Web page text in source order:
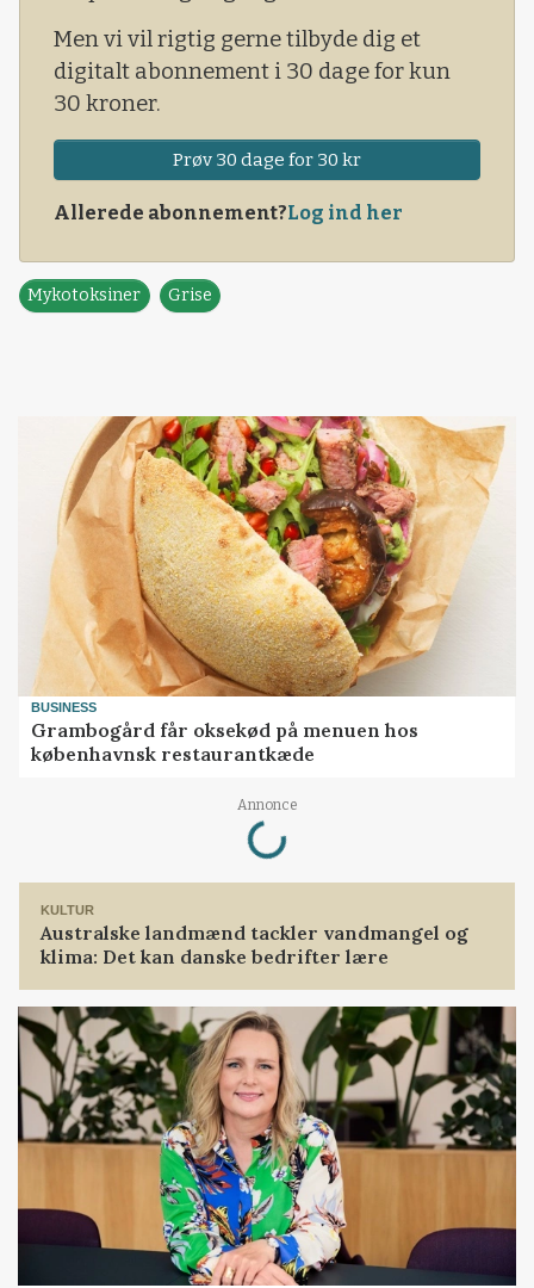
Men vi vil rigtig gerne tilbyde dig et
digitalt abonnement i 30 dage for kun
30 kroner.
Prøv 30 dage for 30 kr
Allerede abonnement?Log ind her
Mykotoksiner Grise
BUSINESS
Grambogård får oksekød på menuen hos
københavnsk restaurantkæde
Annonce
Loading...
KULTUR
Australske landmænd tackler vandmangel og
klima: Det kan danske bedrifter lære